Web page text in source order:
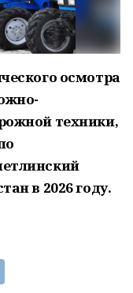
осмотра
техники,
в 2026 году.